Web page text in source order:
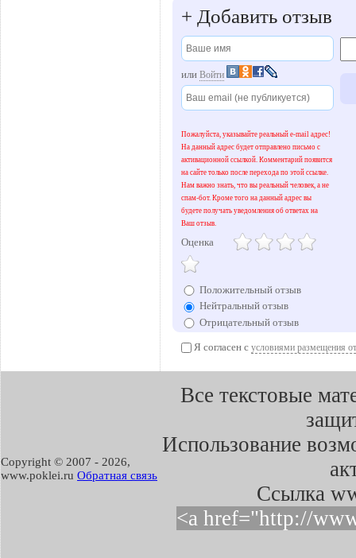
+ Добавить отзыв
или Войти
Пожалуйста, указывайте реальный e-mail адрес!
На данный адрес будет отправлено письмо с
активационной ссылкой. Комментарий появится
на сайте только после перехода по этой ссылке.
Нам важно знать, что вы реальный человек, а не
спам-бот. Кроме того на данный адрес вы
будете получать уведомления об ответах на
Ваш отзыв.
Оценка
Положительный отзыв
Нейтральный отзыв
Отрицательный отзыв
Я согласен с условиями размещения
Copyright © 2007 - 2026,
www.poklei.ru Обратная связь
Все текстовые
Использование
Cсылка
<a href="http://